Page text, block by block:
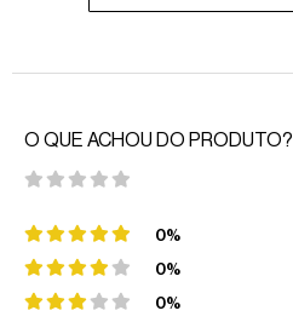
O QUE ACHOU DO PRODUTO?
0%
0%
0%